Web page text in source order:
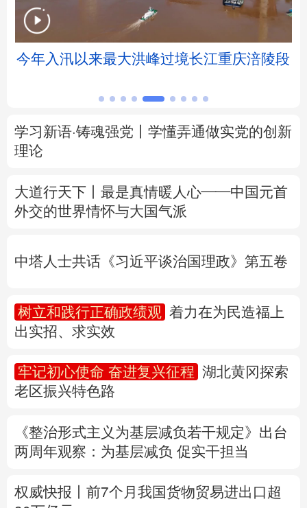
辽宁 上海 江苏
浙江 安徽 福建 江西
四川
陕西 甘肃 青海 宁夏
新疆 内蒙古 黑龙江
English Español Français عربى
Deutsch Português
聚焦高质量发展丨福建加速推进氢能从实验
学习新语·铸魂强党丨学懂弄通做实党的创新
理论
大道行天下丨最是真情暖人心——中国元首
外交的世界情怀与大国气派
中塔人士共话《习近平谈治国理政》第五卷
树立和践行正确政绩观
着力在为民造福上
出实招、求实效
牢记初心使命 奋进复兴征程 湖北黄冈探索
老区振兴特色路
《整治形式主义为基层减负若干规定》出台
两周年观察 ：为基层减负 促实干担当
权威快报丨前7个月我国货物贸易进出口超